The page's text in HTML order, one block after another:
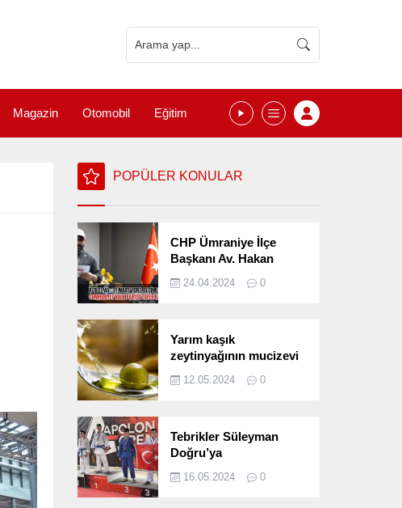
Magazin Otomobil Eğitim
POPÜLER KONULAR
CHP Ümraniye İlçe
Başkanı Av. Hakan
Seçimlerini
24.04.2024 0
Yarım kaşık
zeytinyağının mucizevi
12.05.2024 0
Tebrikler Süleyman
Doğru’ya
16.05.2024 0